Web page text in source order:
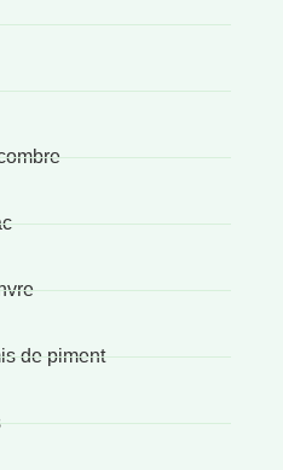
de piment